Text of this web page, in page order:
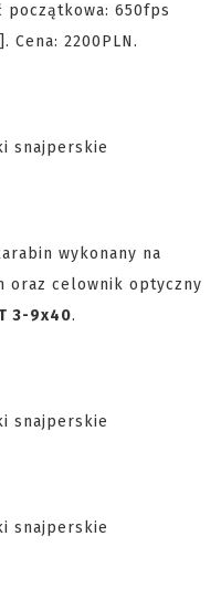
początkowa: 650fps
Cena: 2200PLN.
wykonany na
oraz celownik optyczny
3-9x40.